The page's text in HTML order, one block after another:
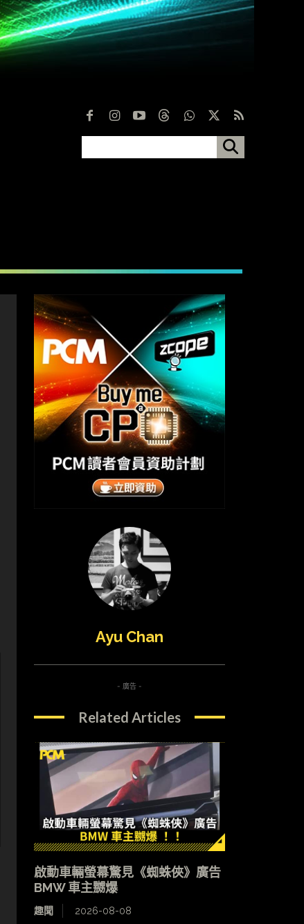
Ayu Chan
- 廣告 -
Related Articles
啟動車輛螢幕驚見《蜘蛛俠》廣告
BMW 車主嬲爆
趣聞 2026-08-08